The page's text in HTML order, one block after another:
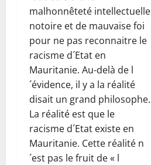
malhonnêteté intellectuelle
notoire et de mauvaise foi
pour ne pas reconnaitre le
racisme d´Etat en
Mauritanie. Au-delà de l
´évidence, il y a la réalité
disait un grand philosophe.
La réalité est que le
racisme d´Etat existe en
Mauritanie. Cette réalité n
´est pas le fruit de « l